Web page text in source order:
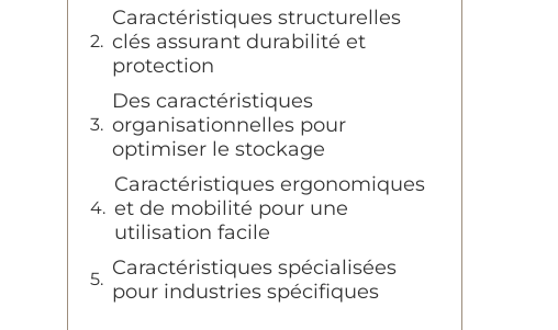
Caractéristiques structurelles
clés assurant durabilité et
protection
Des caractéristiques
organisationnelles pour
optimiser le stockage
Caractéristiques ergonomiques
et de mobilité pour une
utilisation facile
Caractéristiques spécialisées
pour industries spécifiques